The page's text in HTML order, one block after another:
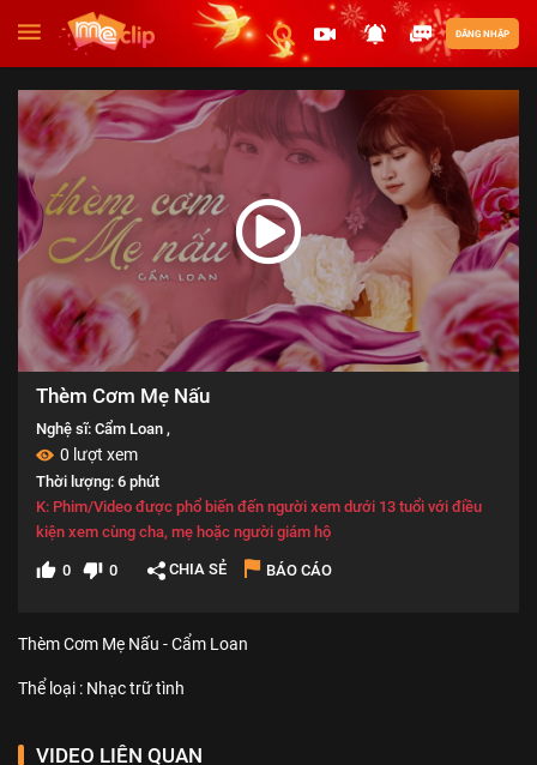
ĐĂNG NHẬP
Thèm Cơm Mẹ Nấu
Nghệ sĩ: Cẩm Loan ,
0 lượt xem
Thời lượng: 6 phút
K: Phim/Video được phổ biến đến người xem dưới 13 tuổi với điều
kiện xem cùng cha, mẹ hoặc người giám hộ
0 0 CHIA SẺ BÁO CÁO
Thèm Cơm Mẹ Nấu - Cẩm Loan
Thể loại : Nhạc trữ tình
VIDEO LIÊN QUAN